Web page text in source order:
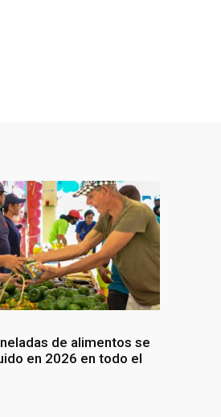
de alimentos se
en 2026 en todo el